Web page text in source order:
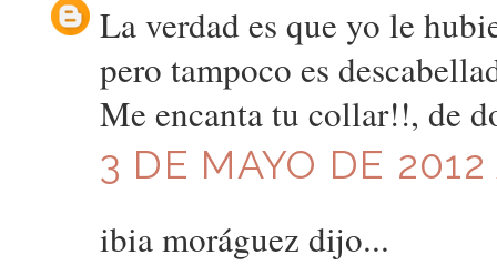
La verdad es que yo le
pero tampoco es
Me encanta tu collar!!, de
3 DE MAYO DE
ibia moráguez dijo...